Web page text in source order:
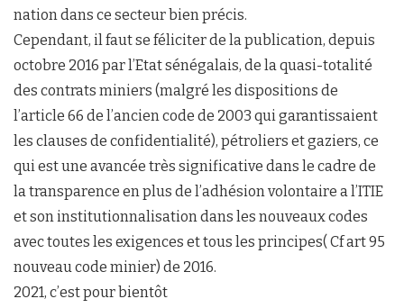
nation dans ce secteur bien précis.
Cependant, il faut se féliciter de la publication, depuis
octobre 2016 par l’Etat sénégalais, de la quasi-totalité
des contrats miniers (malgré les dispositions de
l’article 66 de l’ancien code de 2003 qui garantissaient
les clauses de confidentialité), pétroliers et gaziers, ce
qui est une avancée très significative dans le cadre de
la transparence en plus de l’adhésion volontaire a l’ITIE
et son institutionnalisation dans les nouveaux codes
avec toutes les exigences et tous les principes( Cf art 95
nouveau code minier) de 2016.
2021, c’est pour bientôt